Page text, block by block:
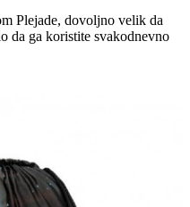
Plejade, dovoljno velik da
da ga koristite svakodnevno